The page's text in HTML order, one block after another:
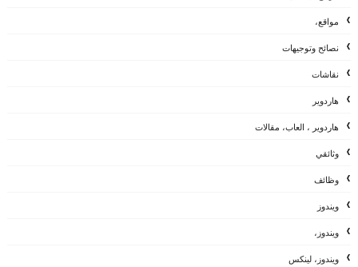
مواقع،
نصائح وتوجيهات
نقاشات
هاردوير
هاردوير ، العاب، مقالات
وثائقي
وظائف
ويندوز
ويندوز،
ويندوز، لينكس